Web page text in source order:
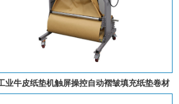
业牛皮纸垫机触屏操控自动褶皱填充纸垫卷材